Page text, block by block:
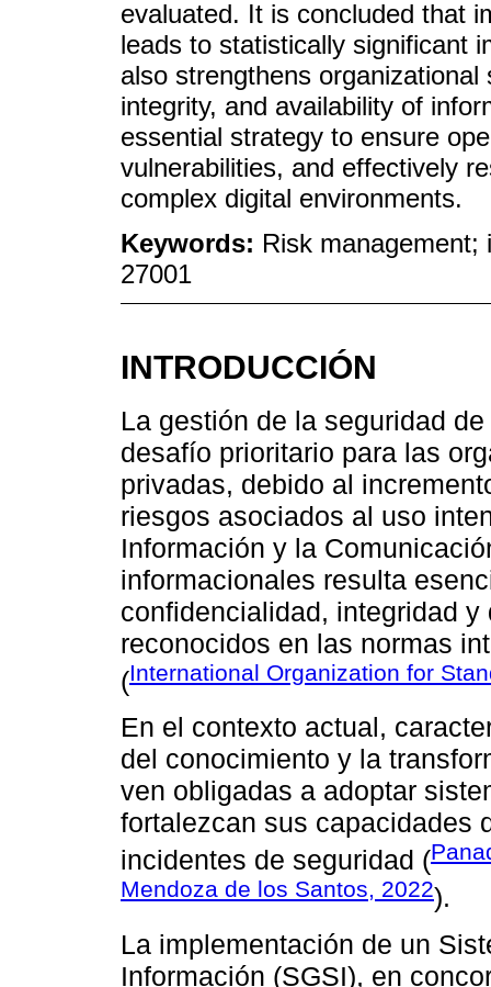
evaluated. It is concluded that
leads to statistically significant
also strengthens
integrity, and availability of
essential strategy to ensure
vulnerabilities, and effectively
complex digital environments.
Keywords: Risk
27001
INTRODUCCIÓN
La gestión de la seguridad
desafío prioritario para las
privadas, debido al
riesgos asociados al uso
Información y la
informacionales resulta
confidencialidad, integridad
reconocidos en las normas
(International Organization for
En el contexto actual,
del conocimiento y la
ven obligadas a adoptar
fortalezcan sus capacidades
incidentes de seguridad (
Mendoza de los Santos, 2022).
La implementación de un
Información (SGSI), en